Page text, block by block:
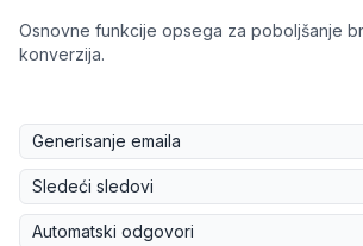
Osnovne funkcije opsega za poboljšanje
konverzija.
Generisanje emaila
Sledeći sledovi
Automatski odgovori